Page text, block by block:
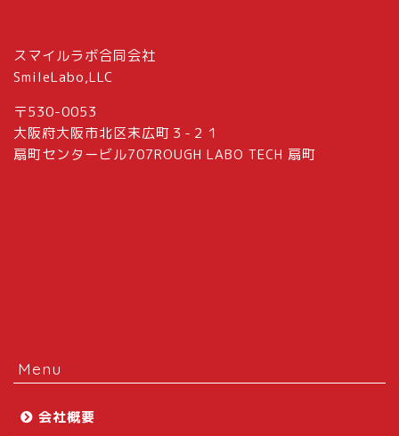
スマイルラボ合同会社
SmileLabo,LLC
〒530-0053
大阪府大阪市北区末広町３-２１
扇町センタービル707ROUGH LABO TECH 扇町
Menu
会社概要